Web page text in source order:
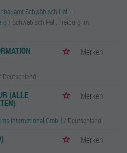
Schwäbisch Hall -
/ Schwäbisch Hall, Freiburg im
Merken
Deutschland
(ALLE Merken
International GmbH / Deutschland
Merken